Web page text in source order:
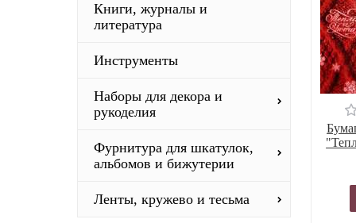
Книги, журналы и
литература
Инструменты
Наборы для декора и
рукоделия
Фурнитура для шкатулок,
альбомов и бижутерии
Ленты, кружево и тесьма